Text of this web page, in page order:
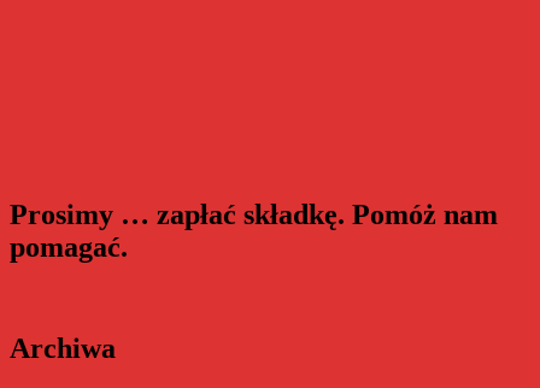
Prosimy … zapłać składkę. Pomóż nam
pomagać.
Archiwa